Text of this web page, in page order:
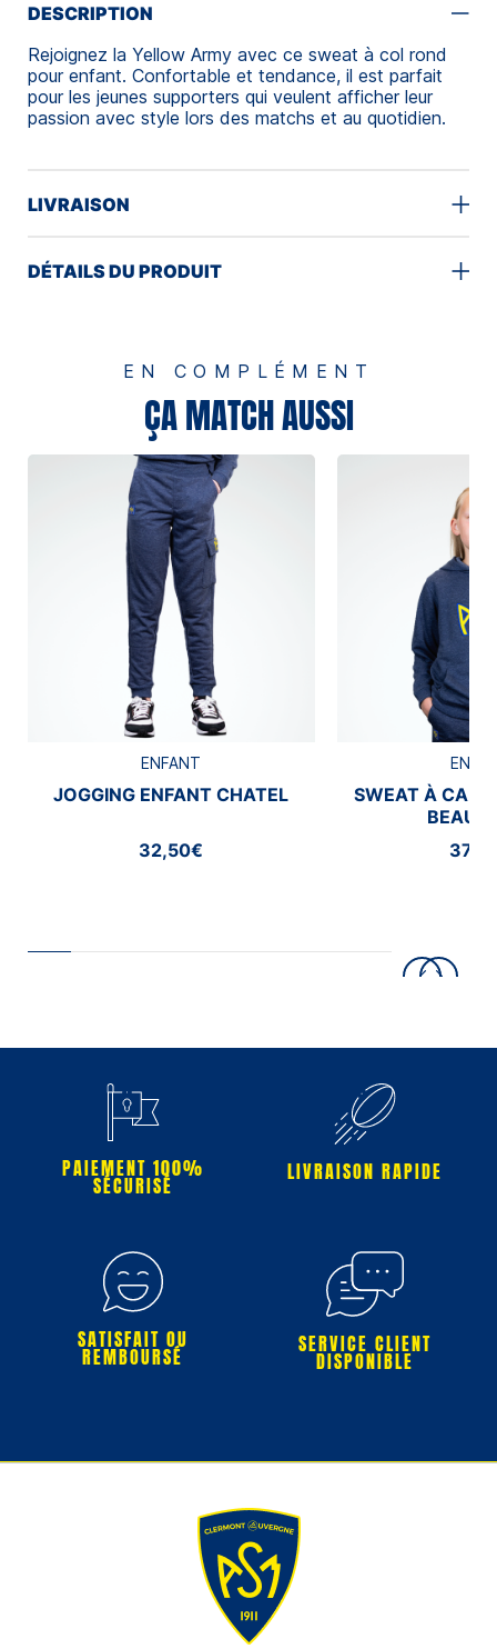
DESCRIPTION
Rejoignez la Yellow Army avec ce sweat à col rond
pour enfant. Confortable et tendance, il est parfait
pour les jeunes supporters qui veulent afficher leur
passion avec style lors des matchs et au quotidien.
LIVRAISON
DÉTAILS DU PRODUIT
EN COMPLÉMENT
ÇA MATCH AUSSI
ENFANT
JOGGING ENFANT CHATEL
32,50€
SWEAT À
PAIEMENT 100%
SÉCURISÉ
LIVRAISON RAPIDE
SATISFAIT OU
REMBOURSÉ SERVICE CLIENT
DISPONIBLE